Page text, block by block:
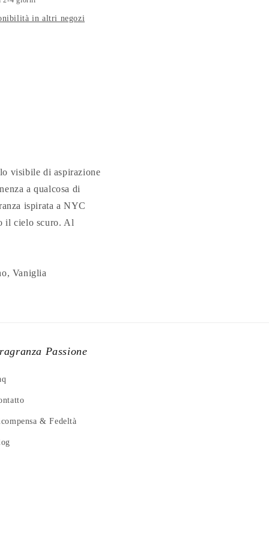
in altri negozi
visibile di aspirazione
a qualcosa di
ispirata a NYC
il cielo scuro. Al
Vaniglia
Passione
& Fedeltà